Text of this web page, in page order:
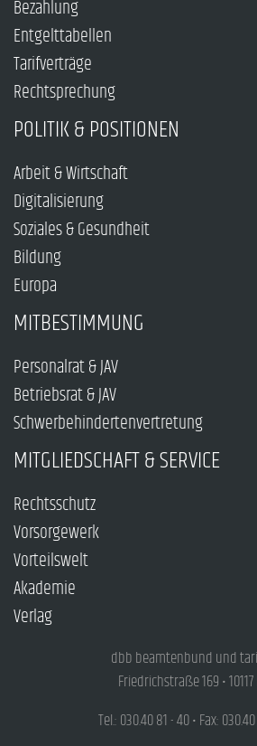
Bezahlung
Entgelttabellen
Tarifverträge
Rechtsprechung
POLITIK & POSITIONEN
Arbeit & Wirtschaft
Digitalisierung
Soziales & Gesundheit
Bildung
Europa
MITBESTIMMUNG
Personalrat & JAV
Betriebsrat & JAV
Schwerbehindertenvertretung
MITGLIEDSCHAFT & SERVICE
Rechtsschutz
Vorsorgewerk
Vorteilswelt
Akademie
Verlag
dbb beamtenbund und
Friedrichstraße 169 •
Tel.: 030.40 81 - 40 • Fax: